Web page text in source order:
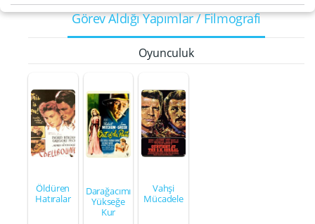
Görev Aldığı Yapımlar / Filmografi
Oyunculuk
Öldüren
Hatıralar
Darağacımı
Yükseğe
Kur
Vahşi
Mücadele